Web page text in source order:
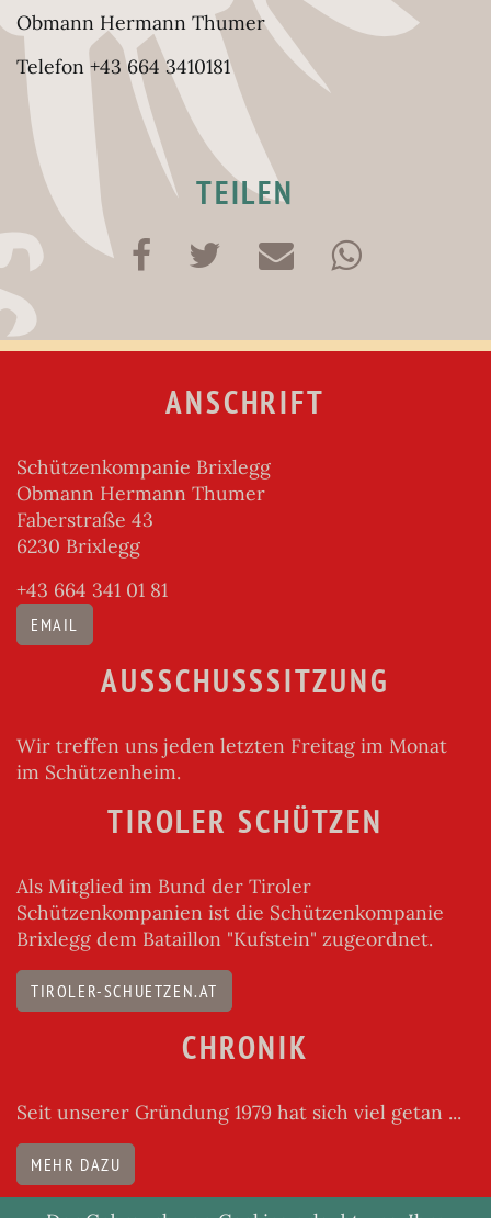
Obmann Hermann Thumer
Telefon +43 664 3410181
TEILEN
ANSCHRIFT
Schützenkompanie Brixlegg
Obmann Hermann Thumer
Faberstraße 43
6230 Brixlegg
+43 664 341 01 81
EMAIL
AUSSCHUSSSITZUNG
Wir treffen uns jeden letzten Freitag im Monat
im Schützenheim.
TIROLER SCHÜTZEN
Als Mitglied im Bund der Tiroler
Schützenkompanien ist die Schützenkompanie
Brixlegg dem Bataillon "Kufstein" zugeordnet.
TIROLER-SCHUETZEN.AT
CHRONIK
Seit unserer Gründung 1979 hat sich viel getan ...
MEHR DAZU